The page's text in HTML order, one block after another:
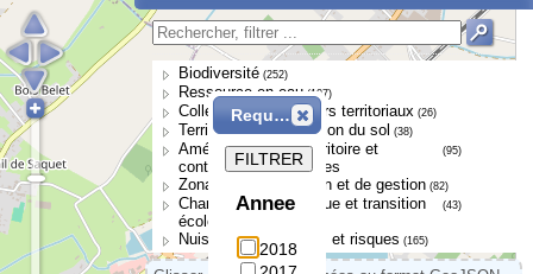
Biodiversité (252)
Ressource en eau (107)
Collectivités et acteurs territoriaux (26)
Territoires et occupation du sol (38)
Aménagement du territoire et
continuités écologiques
(95)
Zonages de protection et de gestion (82)
Changement climatique et transition
écologique
(43)
Nuisances, pressions et risques (165)
Requête
Annee
2018
FILTRER